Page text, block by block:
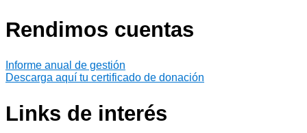
Rendimos cuentas
Informe anual de gestión
Descarga aquí tu certificado de donación
Links de interés